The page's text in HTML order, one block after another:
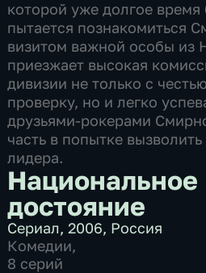
которой уже долгое время
пытается познакомиться
визитом важной особы из
приезжает высокая
дивизии не только с
проверку, но и легко
друзьями-рокерами
часть в попытке
лидера.
Национальное
достояние
Сериал,2006, Россия
Комедии,
8 серий